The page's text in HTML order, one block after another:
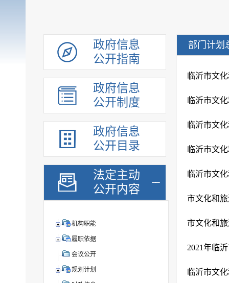
政府信息
公开指南
政府信息
公开制度
政府信息
公开目录
法定主动
公开内容
机构职能
履职依据
会议公开
规划计划
部门计划
临沂市文
临沂市文
临沂市文
临沂市文
市文化和
市文化和
2021年临
临沂市文